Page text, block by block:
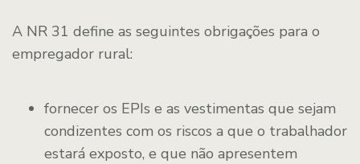
A NR 31 define as seguintes obrigações para o
empregador rural:
fornecer os EPIs e as vestimentas que sejam
condizentes com os riscos a que o trabalhador
estará exposto, e que não apresentem